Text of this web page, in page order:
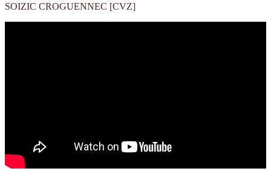
SOIZIC CROGUENNEC [CVZ]